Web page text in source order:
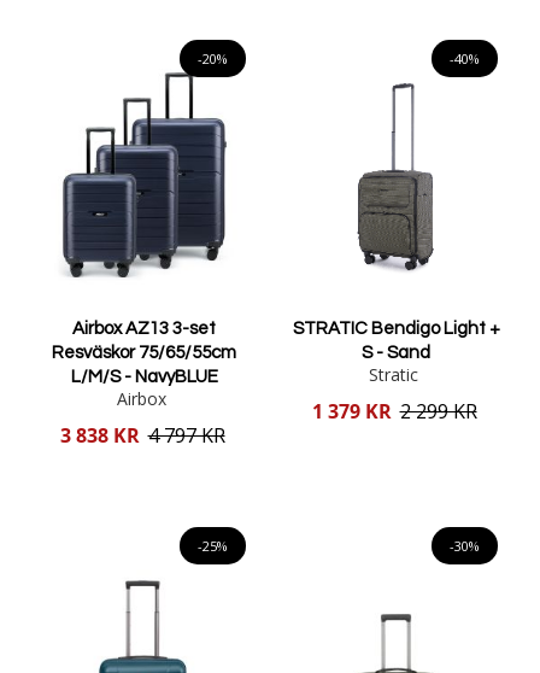
-20%
Airbox AZ13 3-set
Resväskor 75/65/55cm
L/M/S - NavyBLUE
Airbox
Reducerat
3 838 KR 4 797 KR
-40%
STRATIC Bendigo Light +
S - Sand
Stratic
Reducerat
1 379 KR 2 299 KR
-25% -30%